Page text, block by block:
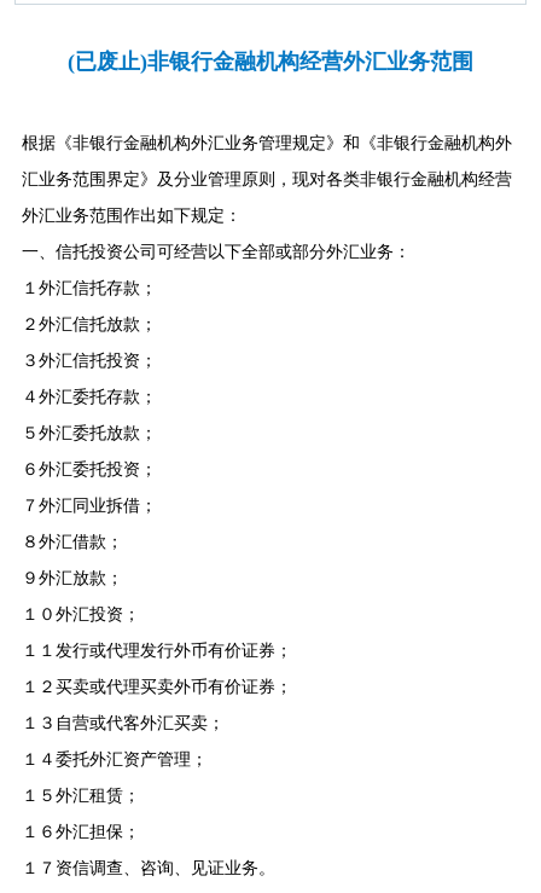
(已废止)非银行金融机构经营外汇业务范围
根据《非银行金融机构外汇业务管理规定》和《非银行金融机构外
汇业务范围界定》及分业管理原则，现对各类非银行金融机构经营
外汇业务范围作出如下规定：
一、信托投资公司可经营以下全部或部分外汇业务：
１ 外汇信托存款；
２ 外汇信托放款；
３ 外汇信托投资；
４ 外汇委托存款；
５ 外汇委托放款；
６ 外汇委托投资；
７ 外汇同业拆借；
８ 外汇借款；
９ 外汇放款；
１０ 外汇投资；
１１ 发行或代理发行外币有价证券；
１２ 买卖或代理买卖外币有价证券；
１３ 自营或代客外汇买卖；
１４ 委托外汇资产管理；
１５ 外汇租赁；
１６ 外汇担保；
１７ 资信调查、咨询、见证业务。